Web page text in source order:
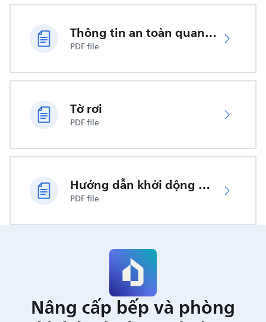
Thông tin an toàn quan trọng
PDF file
Tờ rơi
PDF file
Hướng dẫn khởi động nhanh
PDF file
Nâng cấp bếp và phòng